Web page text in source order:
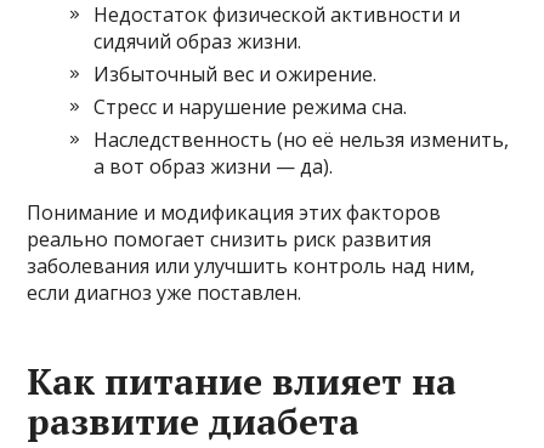
Недостаток физической активности и
сидячий образ жизни.
Избыточный вес и ожирение.
Стресс и нарушение режима сна.
Наследственность (но её нельзя изменить,
а вот образ жизни — да).
Понимание и модификация этих факторов
реально помогает снизить риск развития
заболевания или улучшить контроль над ним,
если диагноз уже поставлен.
Как питание влияет на
развитие диабета